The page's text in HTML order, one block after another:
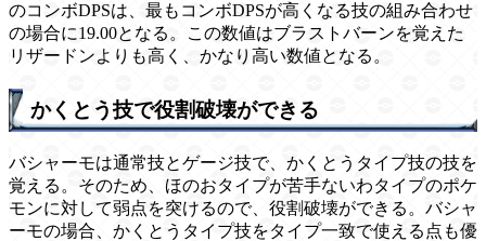
のコンボDPSは、最もコンボDPSが高くなる技の組み合わせ
の場合に19.00となる。この数値はブラストバーンを覚えた
リザードンよりも高く、かなり高い数値となる。
かくとう技で役割破壊ができる
バシャーモは通常技とゲージ技で、かくとうタイプ技の技を
覚える。そのため、ほのおタイプが苦手ないわタイプのポケ
モンに対して弱点を突けるので、役割破壊ができる。バシャ
ーモの場合、かくとうタイプ技をタイプ一致で使える点も優